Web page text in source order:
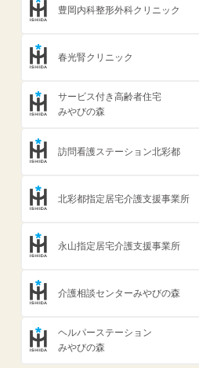
豊岡内科整形外科クリニック
春光腎クリニック
サービス付き高齢者住宅
みやびの森
訪問看護ステーション北彩都
北彩都指定居宅介護支援事業所
永山指定居宅介護支援事業所
介護相談センターみやびの森
ヘルパーステーション
みやびの森